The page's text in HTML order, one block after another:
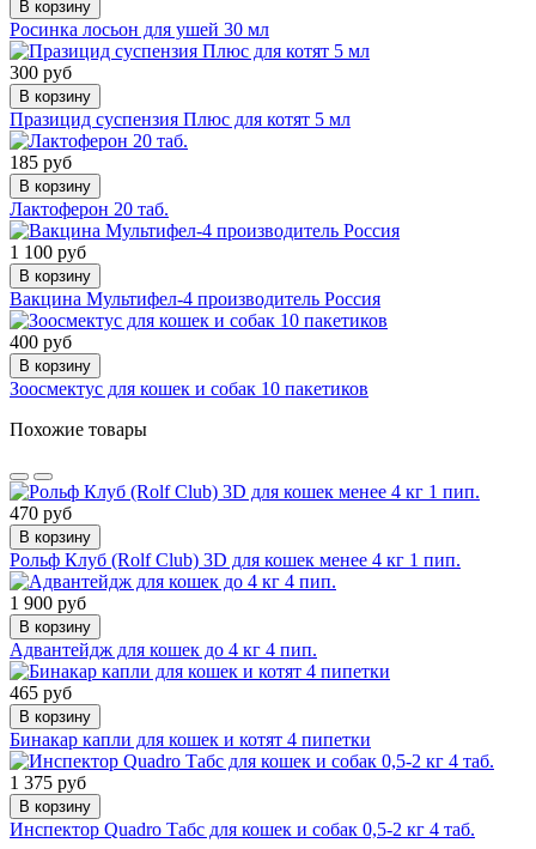
В корзину
Росинка лосьон для ушей 30 мл
300 руб
В корзину
Празицид суспензия Плюс для котят 5 мл
185 руб
В корзину
Лактоферон 20 таб.
1 100 руб
В корзину
Вакцина Мультифел-4 производитель Россия
400 руб
В корзину
Зоосмектус для кошек и собак 10 пакетиков
Похожие товары
470 руб
В корзину
Рольф Клуб (Rolf Club) 3D для кошек менее 4 кг 1 пип.
1 900 руб
В корзину
Адвантейдж для кошек до 4 кг 4 пип.
465 руб
В корзину
Бинакар капли для кошек и котят 4 пипетки
1 375 руб
В корзину
Инспектор Quadro Табс для кошек и собак 0,5-2 кг 4 таб.